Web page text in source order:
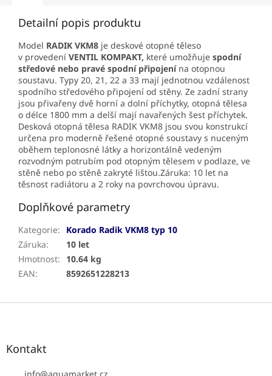
Detailní popis produktu
Model RADIK VKM8 je deskové otopné těleso
v provedení VENTIL KOMPAKT, které umožňuje spodní
středové nebo pravé spodní připojenína otopnou
soustavu. Typy 20, 21, 22 a 33 mají jednotnou vzdálenost
spodního středového připojení od stěny. Ze zadní strany
jsou přivařeny dvě horní a dolní příchytky, otopná tělesa
o délce 1800 mm a delší mají navařených šest příchytek.
Desková otopná tělesa RADIK VKM8 jsou svou konstrukcí
určena pro moderně řešené otopné soustavy s nuceným
oběhem teplonosné látky a horizontálně vedeným
rozvodným potrubím pod otopným tělesem v podlaze, ve
stěně nebo po stěně zakryté lištou.Záruka: 10 let na
těsnost radiátoru a 2 roky na povrchovou úpravu.
Doplňkové parametry
Kategorie:
Korado Radik VKM8 typ 10
Záruka:
10 let
Hmotnost:
10.64 kg
EAN: 8592651228213
Z
Kontakt
info@aquamarket.cz